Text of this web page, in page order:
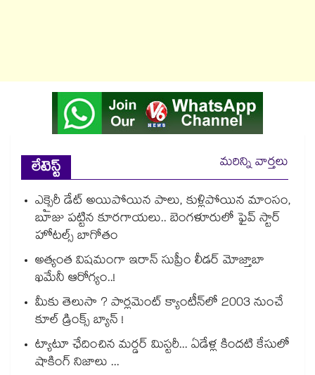
లేటెస్ట్
మరిన్ని వార్తలు
ఎక్సైరీ డేట్ అయిపోయిన పాలు, కుళ్లిపోయిన మాంసం,
బూజు పట్టిన కూరగాయలు.. బెంగళూరులో ఫైవ్ స్టార్
హోటల్స్ బాగోతం
అత్యంత విషమంగా ఇరాన్ సుప్రీం లీడర్ మోజ్తాబా
ఖమేనీ ఆరోగ్యం..!
మీకు తెలుసా ? పార్లమెంట్ క్యాంటీన్⁪లో 2003 నుంచే
కూల్ డ్రింక్స్ బ్యాన్ !
ట్యాటూ ఛేదించిన మర్డర్ మిస్టరీ... ఏడేళ్ల కిందటి కేసులో
షాకింగ్ నిజాలు ...